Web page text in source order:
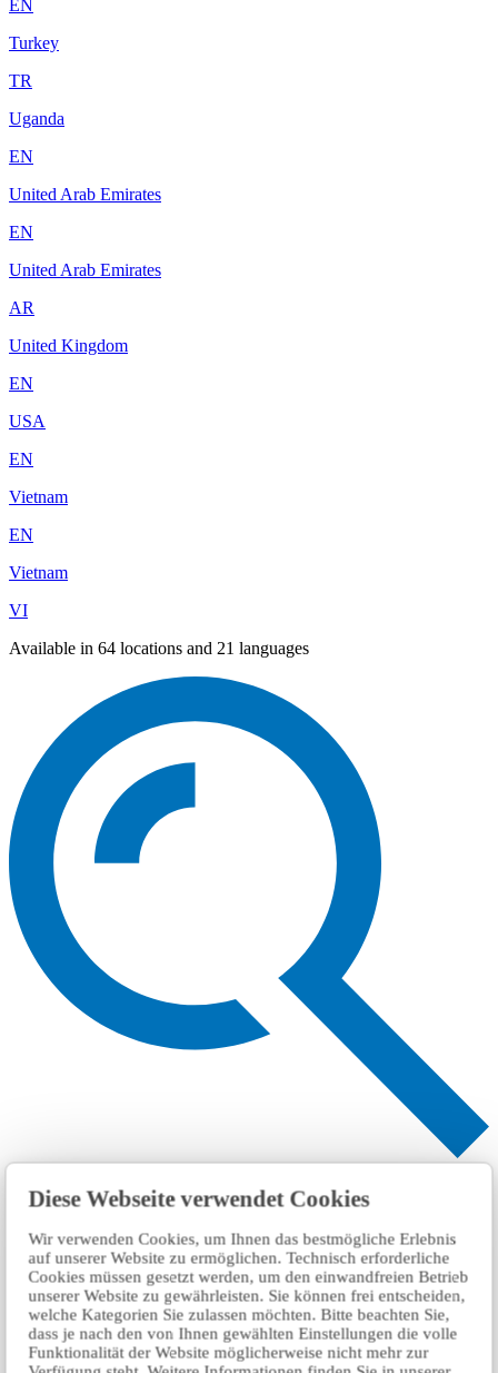
Diese Webseite verwendet Cookies
Wir verwenden Cookies, um Ihnen das bestmögliche Erlebnis
auf unserer Website zu ermöglichen. Technisch erforderliche
Cookies müssen gesetzt werden, um den einwandfreien Betrieb
unserer Website zu gewährleisten. Sie können frei entscheiden,
welche Kategorien Sie zulassen möchten. Bitte beachten Sie,
dass je nach den von Ihnen gewählten Einstellungen die volle
Funktionalität der Website möglicherweise nicht mehr zur
EN
Turkey
TR
Uganda
EN
United Arab Emirates
EN
United Arab Emirates
AR
United Kingdom
EN
USA
EN
Vietnam
EN
Vietnam
VI
Available in 64 locations and 21 languages